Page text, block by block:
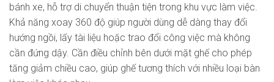
bánh xe, hỗ trợ di chuyển thuận tiện trong khu vực làm việc.
Khả năng xoay 360 độ giúp người dùng dễ dàng thay đổi
hướng ngồi, lấy tài liệu hoặc trao đổi công việc mà không
cần đứng dậy. Cần điều chỉnh bên dưới mặt ghế cho phép
tăng giảm chiều cao, giúp ghế tương thích với nhiều loại bàn